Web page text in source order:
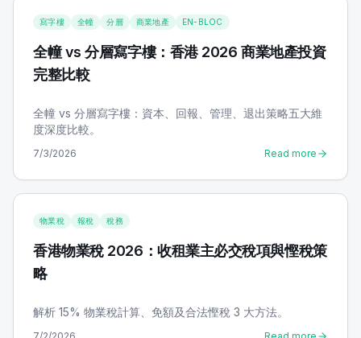
寫字樓 全幢 分層 商業地產 EN-BLOC
全幢 vs 分層寫字樓：香港 2026 商業地產投資
完整比較
全幢 vs 分層寫字樓：資本、回報、管理、退出策略五大維
度深度比較。
7/3/2026 Read more
物業稅 報稅 稅務
香港物業稅 2026：收租業主必交稅項與慳稅策
略
解析 15% 物業稅計算、免額及合法慳稅 3 大方法。